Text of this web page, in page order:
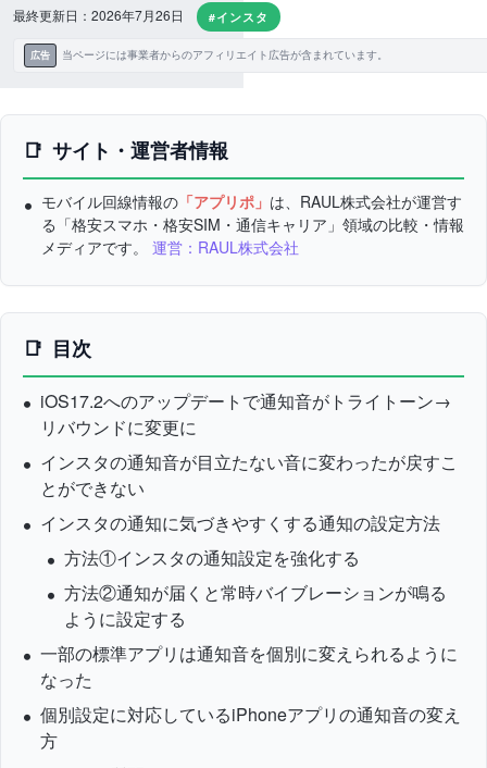
最終更新日：2026年7月26日 #インスタ
広告 当ページには事業者からのアフィリエイト広告が含まれています。
サイト・運営者情報
モバイル回線情報の 「アプリポ」 は、RAUL株式会社が運営す
る「格安スマホ・格安SIM・通信キャリア」領域の比較・情報
メディアです。 運営：RAUL株式会社
目次
iOS17.2へのアップデートで通知音がトライトーン→
リバウンドに変更に
インスタの通知音が目立たない音に変わったが戻すこ
とができない
インスタの通知に気づきやすくする通知の設定方法
方法①インスタの通知設定を強化する
方法②通知が届くと常時バイブレーションが鳴る
ように設定する
一部の標準アプリは通知音を個別に変えられるように
なった
個別設定に対応しているiPhoneアプリの通知音の変え
方